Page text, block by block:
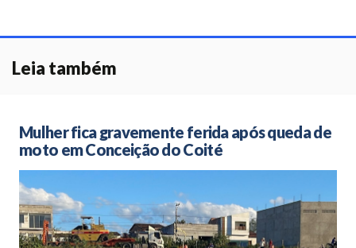
Leia também
Mulher fica gravemente ferida após queda de
moto em Conceição do Coité